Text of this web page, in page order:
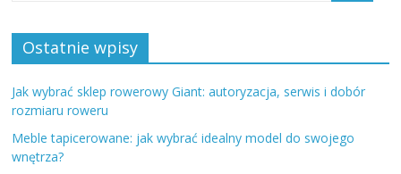
Ostatnie wpisy
Jak wybrać sklep rowerowy Giant: autoryzacja, serwis i dobór
rozmiaru roweru
Meble tapicerowane: jak wybrać idealny model do swojego
wnętrza?